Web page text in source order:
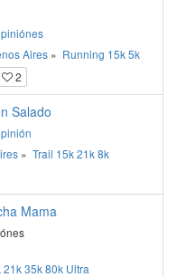
Aires » Running 15k5k
2
Salado
» Trail 15k21k8k
Mama
21k35k80k Ultra